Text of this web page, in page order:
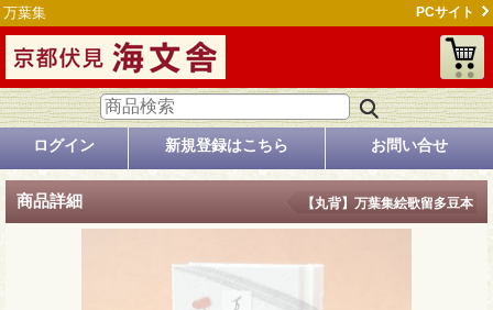
万葉集 PCサイト
ログイン 新規登録はこちら お問い合せ
商品詳細 【丸背】万葉集絵歌留多豆本